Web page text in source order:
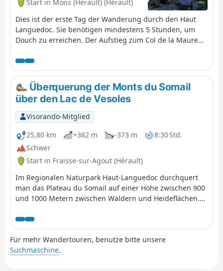
Start in Mons (Hérault) (Hérault)
Dies ist der erste Tag der Wanderung durch den Haut
Languedoc. Sie benötigen mindestens 5 Stunden, um
Douch zu erreichen. Der Aufstieg zum Col de la Maure
ungefährlichen Weg. Siehe § Praktische Informationen
(¹).Der Zugang zum Col du Bardou ist wunderschön. Der
Abstieg zum Ruisseau d'Héric und der Aufstieg nach
Douch über den Weiler Héric sind sehr
abwechslungsreich.
Überquerung der Monts du Somail
über den Lac de Vesoles
Visorando-Mitglied
25,80 km
+382 m -373 m
8:30 Std.
Schwer
Start in Fraisse-sur-Agout (Hérault)
Im Regionalen Naturpark Haut-Languedoc durchquert
man das Plateau du Somail auf einer Höhe zwischen 900
und 1000 Metern zwischen Wäldern und Heideflächen.
Panoramablicke auf die darunter liegenden Täler und
die anderen Gipfel des Haut-Languedoc. Nach einer
Pause am Lac de Vesoles führt ein Abstieg auf einem
Felsvorsprung über den Saut de Vesoles und die
Für mehr Wandertouren, benutze bitte unsere
Suchmaschine.